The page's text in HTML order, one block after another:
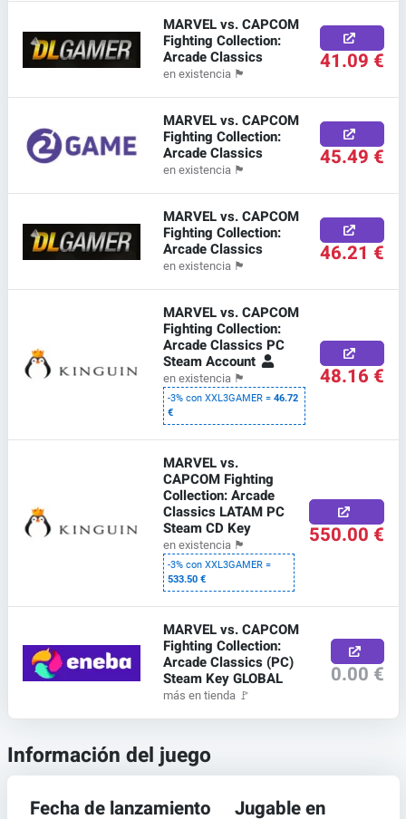
MARVEL vs. CAPCOM
Fighting Collection:
Arcade Classics
en existencia 🏴 41.09 €
MARVEL vs. CAPCOM
Fighting Collection:
Arcade Classics
en existencia 🏴 45.49 €
MARVEL vs. CAPCOM
Fighting Collection:
Arcade Classics
en existencia 🏴 46.21 €
MARVEL vs. CAPCOM
Fighting Collection:
Arcade Classics PC
Steam Account
en existencia 🏴
-3% con XXL3GAMER =46.72
€
48.16 €
MARVEL vs.
CAPCOM Fighting
Collection: Arcade
Classics LATAM PC
Steam CD Key
en existencia 🏴
-3% con XXL3GAMER =
533.50 €
550.00 €
MARVEL vs. CAPCOM
Fighting Collection:
Arcade Classics (PC)
Steam Key GLOBAL
más en tienda 🚩
0.00 €
Información del juego
Fecha de lanzamiento Jugable en